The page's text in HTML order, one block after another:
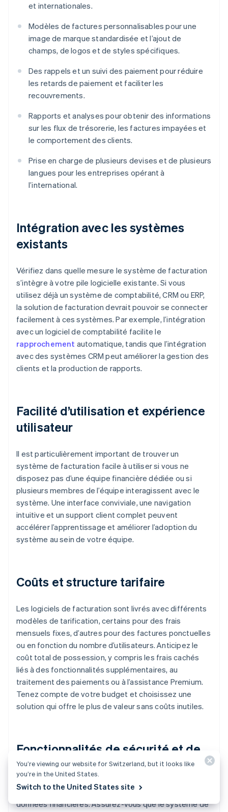
et internationales.
Modèles de factures personnalisables pour une
image de marque standardisée et l’ajout de
champs, de logos et de styles spécifiques.
Des rappels et un suivi des paiement pour réduire
les retards de paiement et faciliter les
recouvrements.
Rapports et analyses pour obtenir des informations
sur les flux de trésorerie, les factures impayées et
le comportement des clients.
Prise en charge de plusieurs devises et de plusieurs
langues pour les entreprises opérant à
l’international.
Intégration avec les systèmes
existants
Vérifiez dans quelle mesure le système de facturation
s’intègre à votre pile logicielle existante. Si vous
utilisez déjà un système de comptabilité, CRM ou ERP,
la solution de facturation devrait pouvoir se connecter
facilement à ces systèmes. Par exemple, l’intégration
avec un logiciel de comptabilité facilite le
rapprochement automatique, tandis que l’intégration
avec des systèmes CRM peut améliorer la gestion des
clients et la production de rapports.
Facilité d’utilisation et expérience
utilisateur
Il est particulièrement important de trouver un
système de facturation facile à utiliser si vous ne
disposez pas d’une équipe financière dédiée ou si
plusieurs membres de l’équipe interagissent avec le
système. Une interface conviviale, une navigation
intuitive et un support client complet peuvent
accélérer l’apprentissage et améliorer l’adoption du
système au sein de votre équipe.
Coûts et structure tarifaire
Les logiciels de facturation sont livrés avec différents
modèles de tarification, certains pour des frais
mensuels fixes, d’autres pour des factures ponctuelles
ou en fonction du nombre d’utilisateurs. Anticipez le
coût total de possession, y compris les frais cachés
liés à des fonctionnalités supplémentaires, au
traitement des paiements ou à l’assistance Premium.
Tenez compte de votre budget et choisissez une
solution qui offre le plus de valeur sans coûts inutiles.
Fonctionnalités de sécurité et de
conformité
La sécurité est primordiale lors du traitement des
données financières. Assurez-vous que le système de
You’re viewing our website for Switzerland, but it looks like
you’re in the United States.
Switch to the United States site